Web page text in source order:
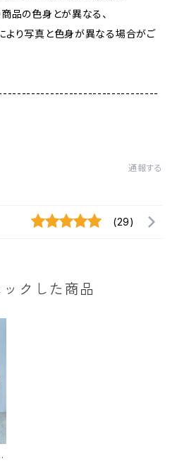
品の色身とが異なる、
より写真と色身が異なる場合がご
通報する
(29)
クした商品